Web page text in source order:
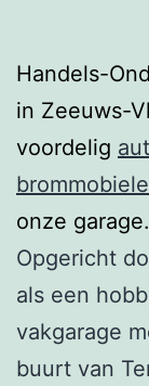
Handels-
in Zeeuws-
voordelig
onze
Opgericht
als een
vakgarage
buurt van